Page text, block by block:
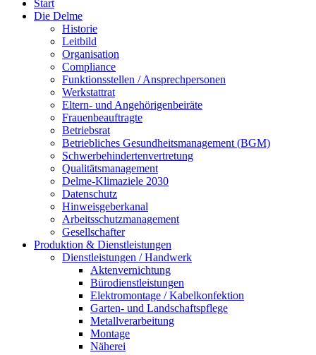
Start
Die Delme
Historie
Leitbild
Organisation
Compliance
Funktionsstellen / Ansprechpersonen
Werkstattrat
Eltern- und Angehörigenbeiräte
Frauenbeauftragte
Betriebsrat
Betriebliches Gesundheitsmanagement (BGM)
Schwerbehindertenvertretung
Qualitätsmanagement
Delme-Klimaziele 2030
Datenschutz
Hinweisgeberkanal
Arbeitsschutzmanagement
Gesellschafter
Produktion & Dienstleistungen
Dienstleistungen / Handwerk
Aktenvernichtung
Bürodienstleistungen
Elektromontage / Kabelkonfektion
Garten- und Landschaftspflege
Metallverarbeitung
Montage
Näherei